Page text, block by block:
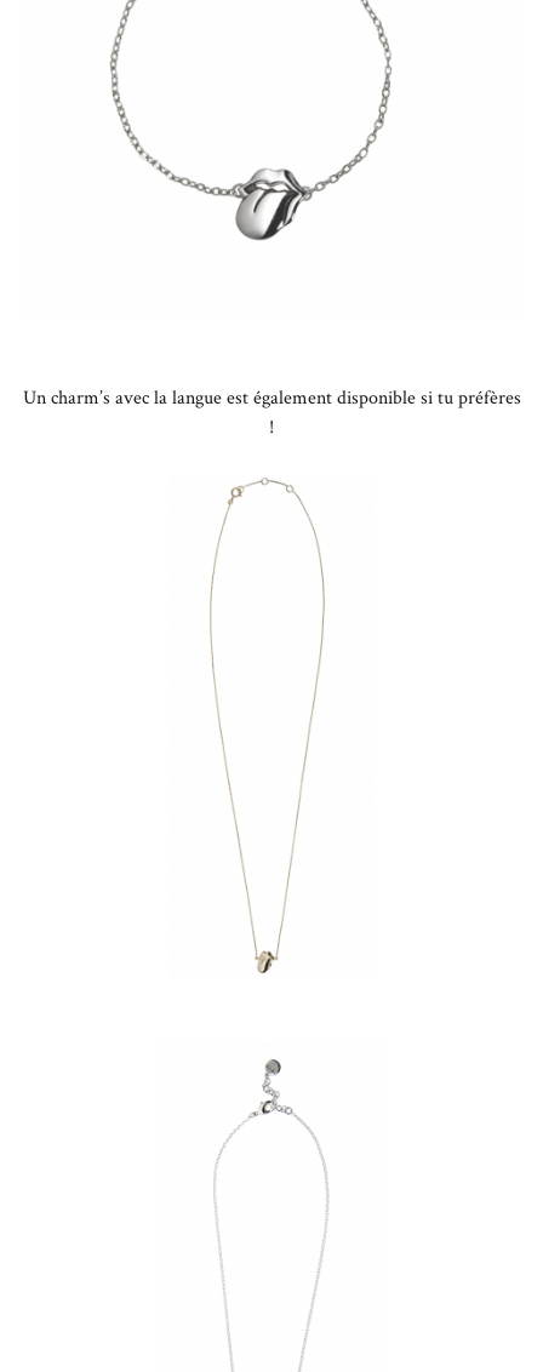
Un charm’s avec la langue est également disponible si tu préfères
!